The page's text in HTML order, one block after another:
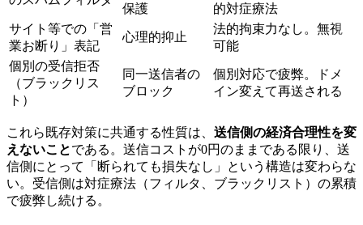
保護
的対症療法
サイト等での「営
業お断り」表記
心理的抑止
法的拘束力なし。無視
可能
個別の受信拒否
（ブラックリス
ト）
同一送信者の
ブロック
個別対応で疲弊。ドメ
イン変えて再送される
これら既存対策に共通する性質は、 送信側の経済合理性を変
えないことである。送信コストが0円のままである限り、送
信側にとって「断られても損失なし」という構造は変わらな
い。受信側は対症療法（フィルタ、ブラックリスト）の累積
で疲弊し続ける。